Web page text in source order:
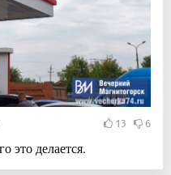
13 6
это делается.